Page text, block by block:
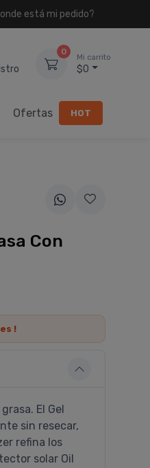
está mi pedido?
0
Mi carrito
$0
Ofertas HOT
Con
!
El Gel
sin resecar,
refina los
solar Oil